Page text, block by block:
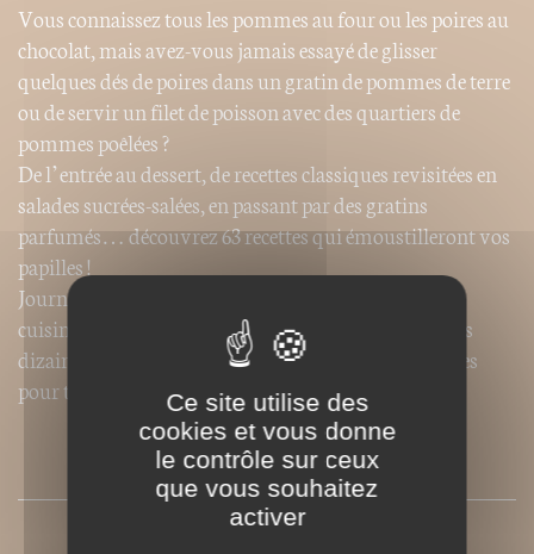
Vous connaissez tous les pommes au four ou les poires au
chocolat, mais avez-vous jamais essayé de glisser
quelques dés de poires dans un gratin de pommes de terre
ou de servir un filet de poisson avec des quartiers de
pommes poêlées ?
De l’entrée au dessert, de recettes classiques revisitées en
salades sucrées-salées, en passant par des gratins
parfumés… découvrez 63 recettes qui émoustilleront vos
papilles !
Journaliste culinaire et auteur de plusieurs livres de
cuisine, Béatrice Vigot-Lagandré vous propose ici des
dizaines d’idées simples, appétissantes et savoureuses
pour toutes les occasions.
SOMMAIRE
Ce site utilise des
cookies et vous donne
le contrôle sur ceux
que vous souhaitez
activer